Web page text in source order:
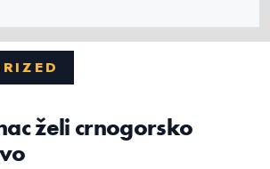
želi crnogorsko